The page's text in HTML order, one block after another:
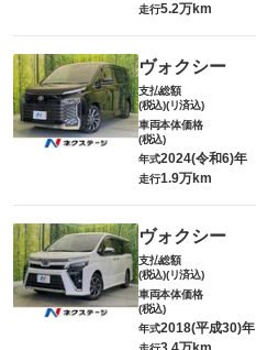
走行5.2万km
ヴォクシー
支払総額
(税込)(リ済込)
車両本体価格
(税込)
年式2024(令和6)年
走行1.9万km
ヴォクシー
支払総額
(税込)(リ済込)
車両本体価格
(税込)
年式2018(平成30)年